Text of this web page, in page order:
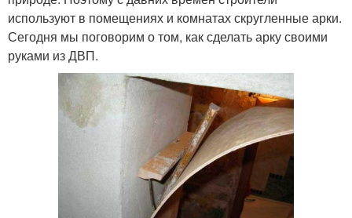
используют в помещениях и комнатах скругленные арки.
Сегодня мы поговорим о том, как сделать арку своими
руками из ДВП.